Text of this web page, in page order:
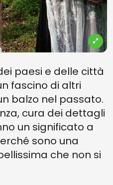
paesi e delle città
fascino di altri
balzo nel passato.
cura dei dettagli
un significato a
sono una
che non si